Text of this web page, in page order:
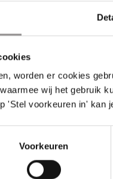
worden er cookies
wij het gebruik
'Stel voorkeuren in'
Voorkeuren
Contact